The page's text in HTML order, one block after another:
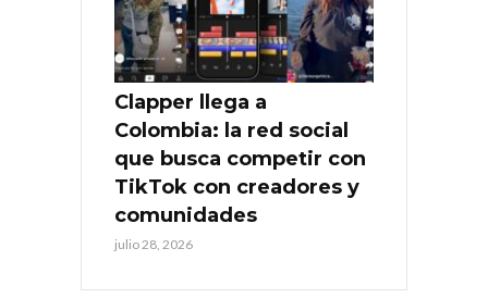
Clapper llega a
Colombia: la red social
que busca competir con
TikTok con creadores y
comunidades
julio 28, 2026